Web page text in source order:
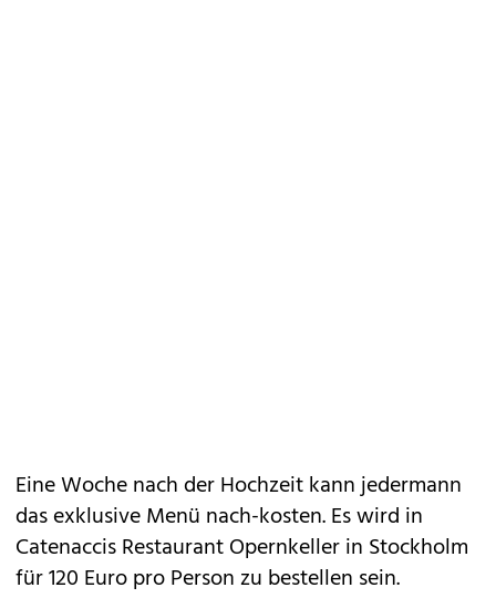
Eine Woche nach der Hochzeit kann jedermann
das exklusive Menü nach-kosten. Es wird in
Catenaccis Restaurant Opernkeller in Stockholm
für 120 Euro pro Person zu bestellen sein.